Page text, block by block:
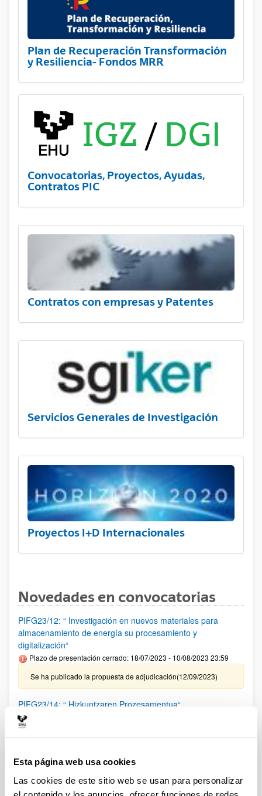
Esta página web usa cookies
Las cookies de este sitio web se usan para personalizar
Plan de Recuperación Transformación
y Resiliencia- Fondos MRR
Convocatorias, Proyectos, Ayudas,
Contratos PIC
Contratos con empresas y Patentes
Servicios Generales de Investigación
Proyectos I+D Internacionales
Novedades en convocatorias
PIFG23/12: “ Investigación en nuevos materiales para
almacenamiento de energía su procesamiento y
digitalización“
Plazo de presentación cerrado: 18/07/2023 - 10/08/2023 23:59
Se ha publicado la propuesta de adjudicación(12/09/2023)
PIFG23/14: “ Hizkuntzaren Prozesamentua“
Se ha publicado la propuesta de adjudicación(12/09/2023)
PIFG23/13: “ Modelado, simulación, emulación y Control de
Sistemas de Energía, así como de robótica móvil mediante
aprendizaje profundo y otras técnicas inteligentes“